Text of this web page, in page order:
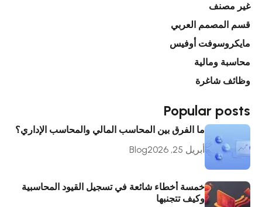
غير مصنف
قسم المصمم العربي
مايكروسوفت أوفيس
محاسبة ومالية
وظائف شاغرة
Popular posts
ما الفرق بين المحاسب المالي والمحاسب الإداري؟
أبريل 25, 2026
Blog
خمسة أخطاء شائعة في تسجيل القيود المحاسبية
وكيف تتجنبها